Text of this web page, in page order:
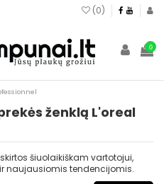
(0)
0
ženklą L'oreal
šiuolaikiškam vartotojui,
naujausiomis tendencijomis.